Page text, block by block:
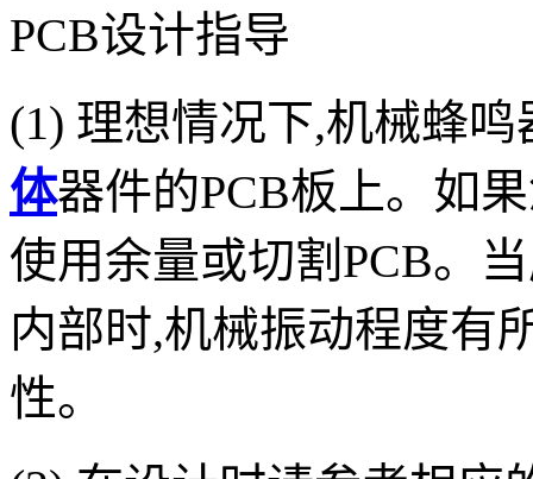
PCB设计指导
(1) 理想情况下,机械蜂鸣
体器件的PCB板上。如
使用余量或切割 PCB。
内部时,机械振动程度有
性。